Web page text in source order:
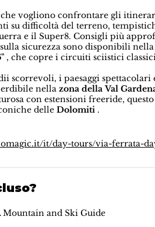
vogliono confrontare gli
su difficoltà del terreno,
e il Super8. Consigli più
sicurezza sono disponibili
, che copre i circuiti sciistici
scorrevoli, i paesaggi
nellazona della Val
con estensioni freeride,
delleDolomiti .
it/day-tours/via-ferrata-
Mountain and Ski Guide